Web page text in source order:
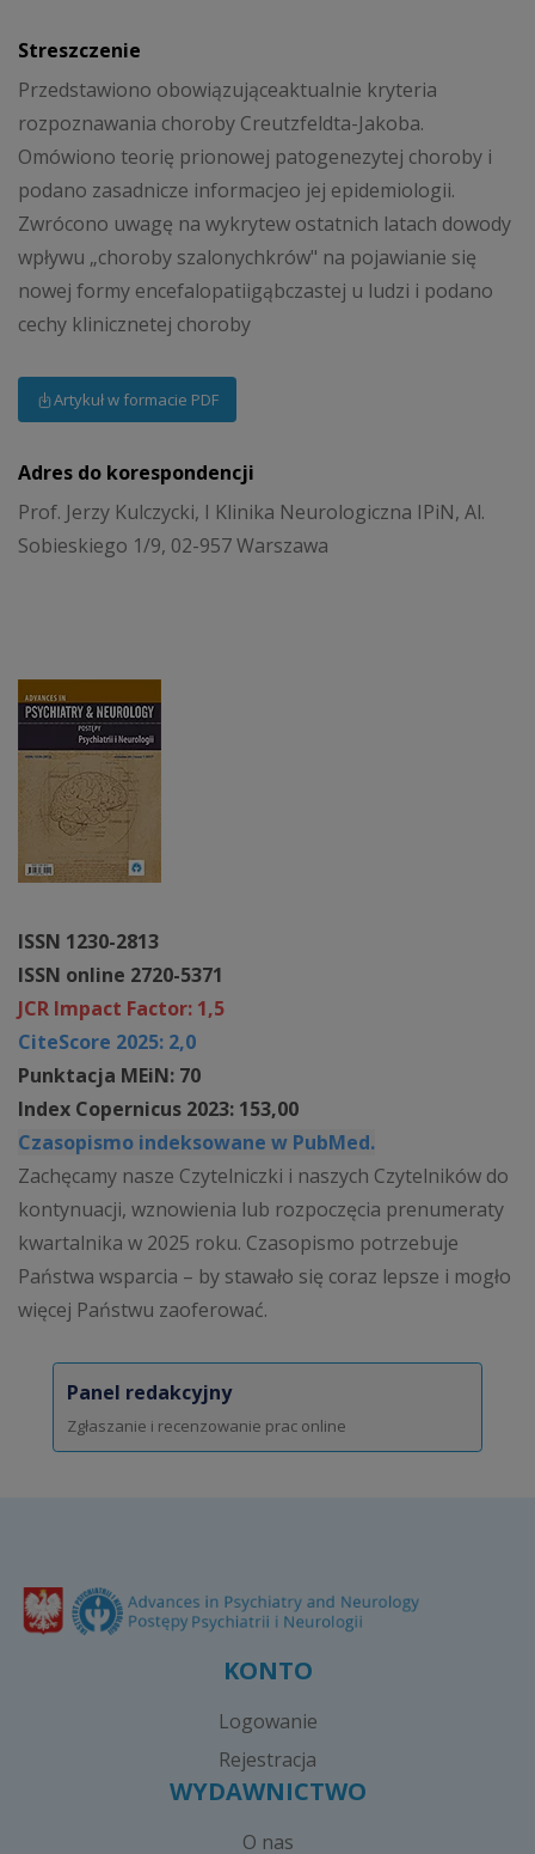
ISSN 1230-2813
ISSN online 2720-5371
JCR Impact Factor: 1,5
CiteScore 2025: 2,0
Punktacja MEiN: 70
Index Copernicus 2023: 153,00
Czasopismo indeksowane w PubMed.
Zachęcamy nasze Czytelniczki i naszych Czytelników do
kontynuacji, wznowienia lub rozpoczęcia prenumeraty
kwartalnika w 2025 roku. Czasopismo potrzebuje
Państwa wsparcia – by stawało się coraz lepsze i mogło
więcej Państwu zaoferować.
Panel redakcyjny
Zgłaszanie i recenzowanie prac online
Streszczenie
Przedstawiono obowiązująceaktualnie kryteria
rozpoznawania choroby Creutzfeldta-Jakoba.
Omówiono teorię prionowej patogenezytej choroby i
podano zasadnicze informacjeo jej epidemiologii.
Zwrócono uwagę na wykrytew ostatnich latach dowody
wpływu „choroby szalonychkrów" na pojawianie się
nowej formy encefalopatiigąbczastej u ludzi i podano
cechy klinicznetej choroby
Artykuł w formacie PDF
Adres do korespondencji
Prof. Jerzy Kulczycki, I Klinika Neurologiczna IPiN, Al.
Sobieskiego 1/9, 02-957 Warszawa
KONTO
Logowanie
Rejestracja
WYDAWNICTWO
O nas